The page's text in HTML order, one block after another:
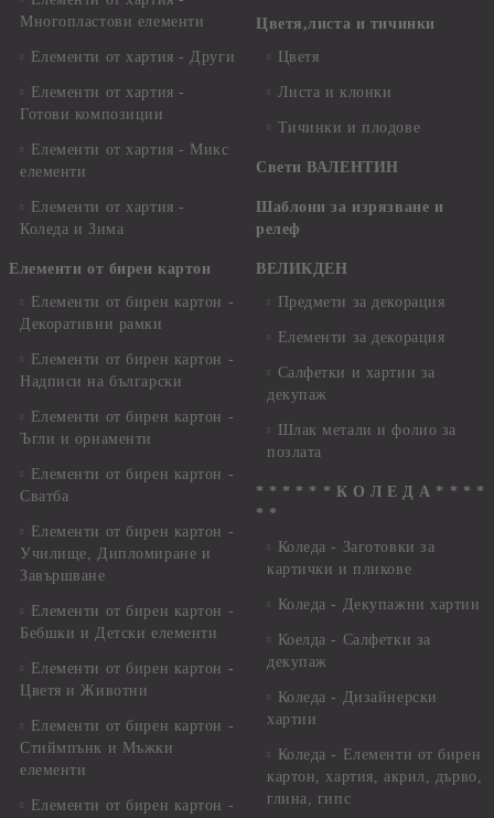
Многопластови елементи
Елементи от хартия - Други
Елементи от хартия -
Готови композиции
Елементи от хартия - Микс
елементи
Елементи от хартия -
Коледа и Зима
Елементи от бирен картон
Елементи от бирен картон -
Декоративни рамки
Елементи от бирен картон -
Надписи на български
Елементи от бирен картон -
Ъгли и орнаменти
Елементи от бирен картон -
Сватба
Елементи от бирен картон -
Училище, Дипломиране и
Завършване
Елементи от бирен картон -
Бебшки и Детски елементи
Елементи от бирен картон -
Цветя и Животни
Елементи от бирен картон -
Стиймпънк и Мъжки
елементи
Елементи от бирен картон -
Цветя,листа и тичинки
Цветя
Листа и клонки
Тичинки и плодове
Свети ВАЛЕНТИН
Шаблони за изрязване и
релеф
ВЕЛИКДЕН
Предмети за декорация
Елементи за декорация
Салфетки и хартии за
декупаж
Шлак метали и фолио за
позлата
* * * * * * К О Л Е Д А * * * *
* *
Коледа - Заготовки за
картички и пликове
Коледа - Декупажни хартии
Коелда - Салфетки за
декупаж
Коледа - Дизайнерски
хартии
Коледа - Eлементи от бирен
картон, хартия, акрил, дърво,
глина, гипс